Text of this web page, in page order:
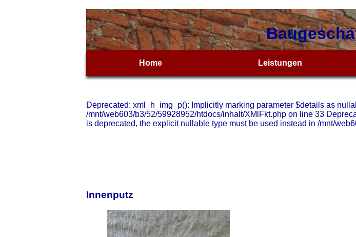
Home Leistungen
Deprecated: xml_h_img_p(): Implicitly marking parameter $details as
/mnt/web603/b3/52/59928952/htdocs/inhalt/XMlFkt.php on line 33
is deprecated, the explicit nullable type must be used instead in /mnt/
Innenputz